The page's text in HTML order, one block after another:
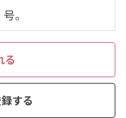
。
る
する